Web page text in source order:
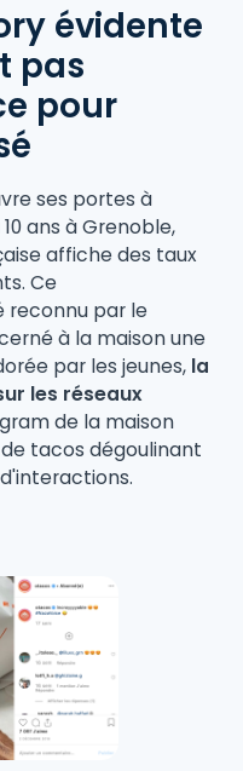
évidente
pas
pour
ses portes à
ans à Grenoble,
affiche des taux
Ce
par le
à la maison une
par les jeunes, la
les réseaux
de la maison
tacos dégoulinant